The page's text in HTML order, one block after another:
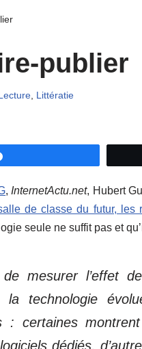
publier
Littératie
, InternetActu.net, Hubert
de classe du futur, les
seule ne suffit pas et
mesurer l’effet
la technologie
: certaines
dédiés,